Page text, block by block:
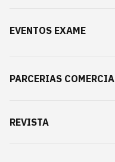
EVENTOS EXAME
PARCERIAS
REVISTA